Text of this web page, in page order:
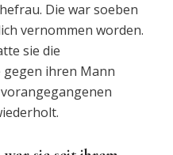
Die war soeben
vernommen worden.
sie die
ihren Mann